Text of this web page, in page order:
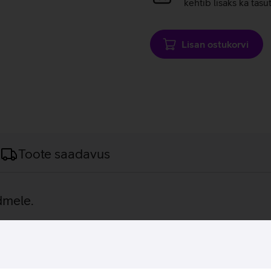
Lisan ostukorvi
Toote saadavus
disainiga MacBook Pro töötab jõudsalt kuuetuumalisel Intel
rikkalikku salvestamisruumi sinu piltidele, videodele ning